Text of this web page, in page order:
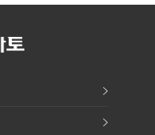
배터리 소재로